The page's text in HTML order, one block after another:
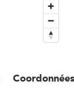
Coordonnées